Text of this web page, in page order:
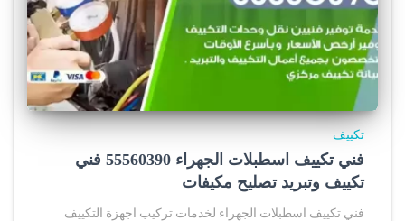
تكييف
فني تكييف اسطبلات الجهراء 55560390 فني
تكييف وتبريد تصليح مكيفات
فني تكييف اسطبلات الجهراء لخدمات تركيب اجهزة التكييف